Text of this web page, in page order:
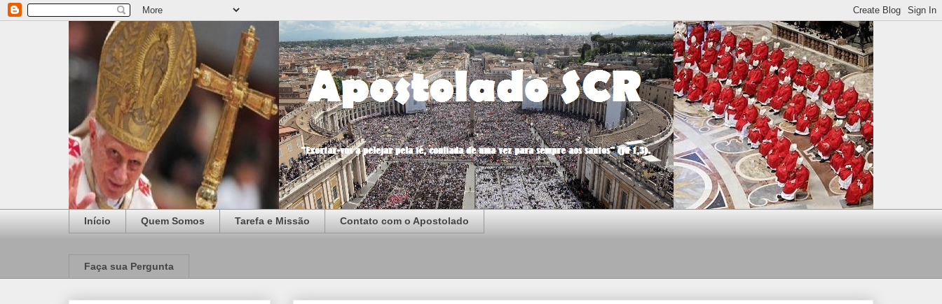
Início Quem Somos Tarefa e Missão Contato com o Apostolado
Faça sua Pergunta